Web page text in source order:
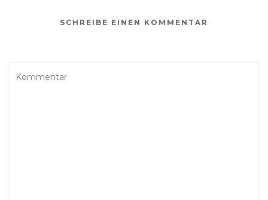
SCHREIBE EINEN KOMMENTAR